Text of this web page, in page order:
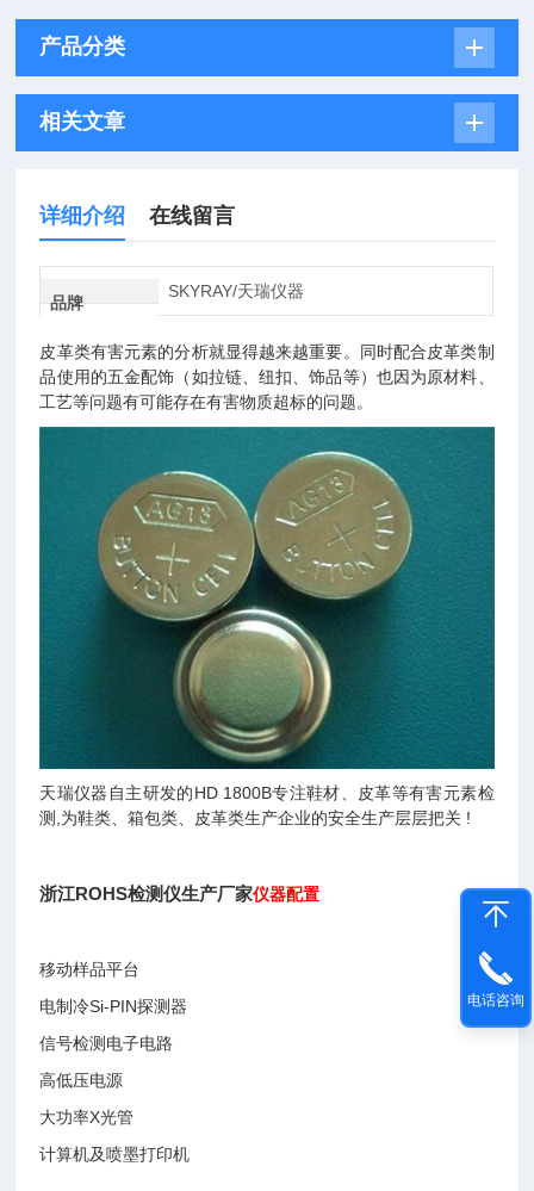
产品分类
相关文章
详细介绍 在线留言
品牌
SKYRAY/天瑞仪器
皮革类有害元素的分析就显得越来越重要。同时配合皮革类制
品使用的五金配饰（如拉链、纽扣、饰品等）也因为原材料、
工艺等问题有可能存在有害物质超标的问题。
天瑞仪器自主研发的HD 1800B专注鞋材、皮革等有害元素检
测,为鞋类、箱包类、皮革类生产企业的安全生产层层把关 !
浙江ROHS检测仪生产厂家仪器配置
移动样品平台
电制冷Si-PIN探测器
信号检测电子电路
高低压电源
大功率X光管
计算机及喷墨打印机
电话咨询